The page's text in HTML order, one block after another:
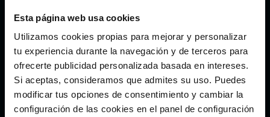
Esta página web usa cookies
Utilizamos cookies propias para mejorar y personalizar
tu experiencia durante la navegación y de terceros para
ofrecerte publicidad personalizada basada en intereses.
Si aceptas, consideramos que admites su uso. Puedes
modificar tus opciones de consentimiento y cambiar la
configuración de las cookies en el panel de configuración
Madrid
Málaga
Valencia